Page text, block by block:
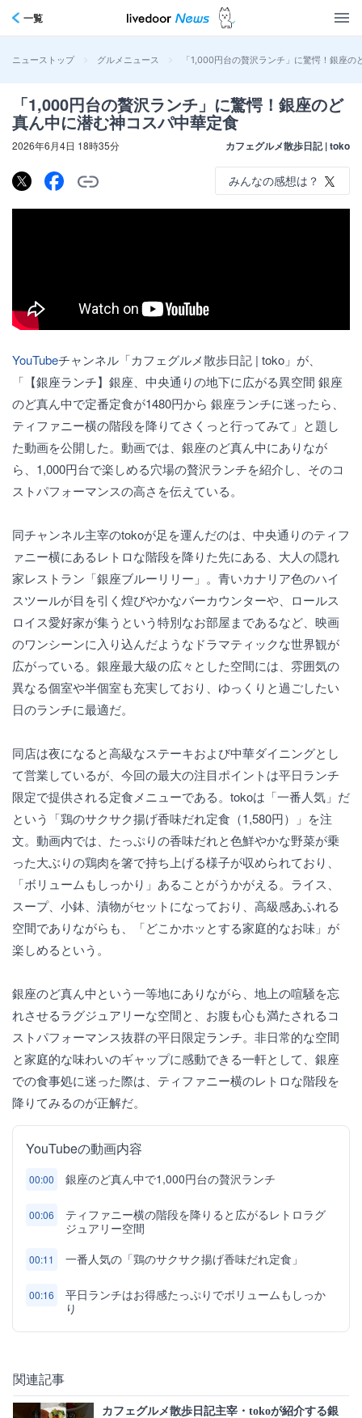
一覧
ニューストップ > グルメニュース > 「1,000円台の贅沢ランチ」に驚愕！銀座
「1,000円台の贅沢ランチ」に驚愕！銀座のど
真ん中に潜む神コスパ中華定食
2026年6月4日 18時35分 カフェグルメ散歩日記 | toko
みんなの感想は？
YouTubeチャンネル「カフェグルメ散歩日記 | toko」が、
「【銀座ランチ】銀座、中央通りの地下に広がる異空間 銀座
のど真ん中で定番定食が1480円から 銀座ランチに迷ったら、
ティファニー横の階段を降りてさくっと行ってみて」と題し
た動画を公開した。動画では、銀座のど真ん中にありなが
ら、1,000円台で楽しめる穴場の贅沢ランチを紹介し、そのコ
ストパフォーマンスの高さを伝えている。
同チャンネル主宰のtokoが足を運んだのは、中央通りのティフ
ァニー横にあるレトロな階段を降りた先にある、大人の隠れ
家レストラン「銀座ブルーリリー」。青いカナリア色のハイ
スツールが目を引く煌びやかなバーカウンターや、ロールス
ロイス愛好家が集うという特別なお部屋まであるなど、映画
のワンシーンに入り込んだようなドラマティックな世界観が
広がっている。銀座最大級の広々とした空間には、雰囲気の
異なる個室や半個室も充実しており、ゆっくりと過ごしたい
日のランチに最適だ。
同店は夜になると高級なステーキおよび中華ダイニングとし
て営業しているが、今回の最大の注目ポイントは平日ランチ
限定で提供される定食メニューである。tokoは「一番人気」だ
という「鶏のサクサク揚げ香味だれ定食（1,580円）」を注
文。動画内では、たっぷりの香味だれと色鮮やかな野菜が乗
った大ぶりの鶏肉を箸で持ち上げる様子が収められており、
「ボリュームもしっかり」あることがうかがえる。ライス、
スープ、小鉢、漬物がセットになっており、高級感あふれる
空間でありながらも、「どこかホッとする家庭的なお味」が
楽しめるという。
銀座のど真ん中という一等地にありながら、地上の喧騒を忘
れさせるラグジュアリーな空間と、お腹も心も満たされるコ
ストパフォーマンス抜群の平日限定ランチ。非日常的な空間
と家庭的な味わいのギャップに感動できる一軒として、銀座
での食事処に迷った際は、ティファニー横のレトロな階段を
降りてみるのが正解だ。
YouTubeの動画内容
00:00 銀座のど真ん中で1,000円台の贅沢ランチ
00:06
ティファニー横の階段を降りると広がるレトロラグ
ジュアリー空間
00:11 一番人気の「鶏のサクサク揚げ香味だれ定食」
00:16
平日ランチはお得感たっぷりでボリュームもしっか
り
関連記事
カフェグルメ散歩日記主宰・tokoが紹介する銀